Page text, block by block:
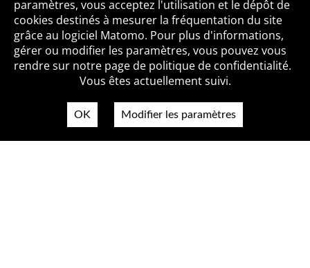
Qui sommes-nous ? Mentions légales
Accessibilité
Politique de confidentialité
Contact
paramètres, vous acceptez l'utilisation et le dépôt de
cookies destinés à mesurer la fréquentation du site
grâce au logiciel Matomo. Pour plus d'informations,
gérer ou modifier les paramètres, vous pouvez vous
rendre sur notre page de politique de confidentialité.
Vous êtes actuellement suivi.
OK Modifier les paramètres